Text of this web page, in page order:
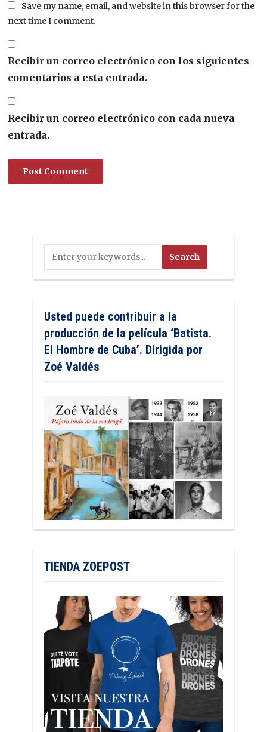
Save my name, email, and website in this browser for the
next time I comment.
Recibir un correo electrónico con los siguientes
comentarios a esta entrada.
Recibir un correo electrónico con cada nueva
entrada.
Usted puede contribuir a la
producción de la película ‘Batista.
El Hombre de Cuba’. Dirigida por
Zoé Valdés
TIENDA ZOEPOST